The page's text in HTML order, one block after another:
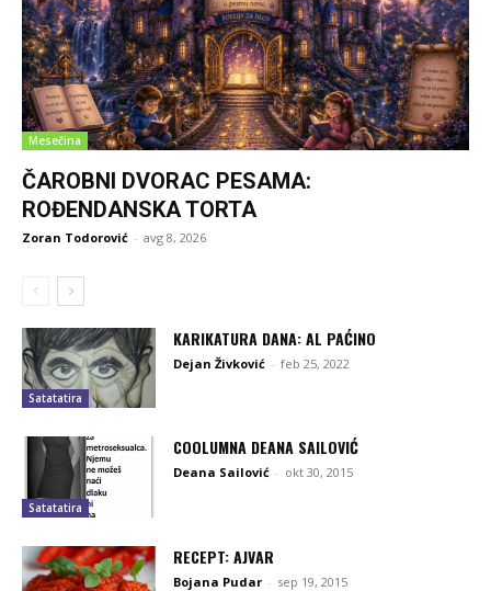
Mesečina
ČAROBNI DVORAC PESAMA:
ROĐENDANSKA TORTA
Zoran Todorović - avg 8, 2026
Satatatira
KARIKATURA DANA: AL PAĆINO
Dejan Živković - feb 25, 2022
Satatatira
COOLUMNA DEANA SAILOVIĆ
Deana Sailović - okt 30, 2015
RECEPT: AJVAR
Bojana Pudar - sep 19, 2015